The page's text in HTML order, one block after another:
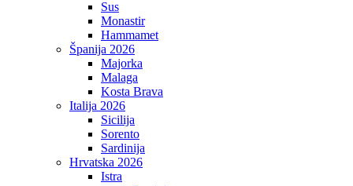
Sus
Monastir
Hammamet
Španija 2026
Majorka
Malaga
Kosta Brava
Italija 2026
Sicilija
Sorento
Sardinija
Hrvatska 2026
Istra